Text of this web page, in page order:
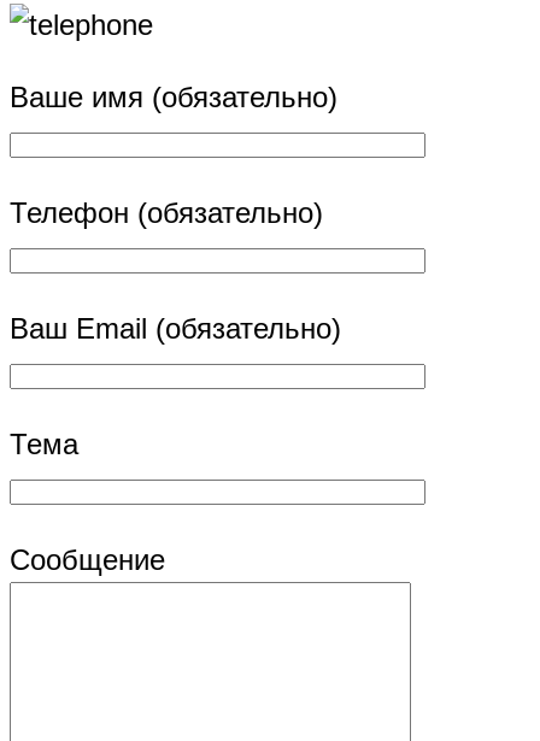
Ваше имя (обязательно)
Телефон (обязательно)
Ваш Email (обязательно)
Тема
Сообщение